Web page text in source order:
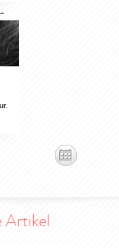
Artikel